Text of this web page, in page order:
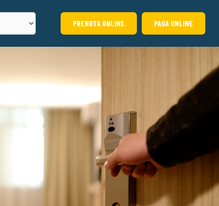
PRENOTA ONLINE PAGA ONLINE